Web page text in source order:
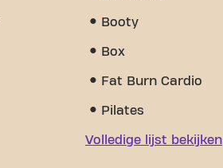
Booty
Box
Fat Burn Cardio
Pilates
Volledige lijst bekijken